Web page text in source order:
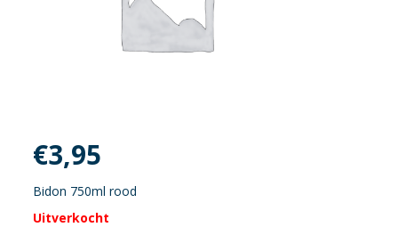
€3,95
Bidon 750ml rood
Uitverkocht